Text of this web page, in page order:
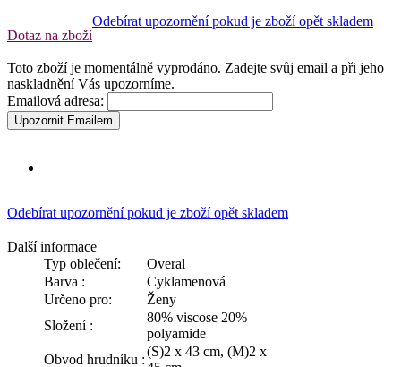
Dotaz na zboží
Odebírat upozornění pokud je zboží opět skladem
Toto zboží je momentálně vyprodáno. Zadejte svůj email a při jeho
naskladnění Vás upozorníme.
Emailová adresa:
Upozornit Emailem
Odebírat upozornění pokud je zboží opět skladem
Další informace
Typ oblečení:
Overal
Barva :
Cyklamenová
Určeno pro:
Ženy
Složení :
80% viscose 20%
polyamide
Obvod hrudníku :
(S)2 x 43 cm, (M)2 x